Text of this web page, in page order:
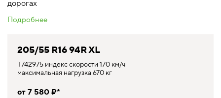
дорогах
Подробнее
205/55 R16 94R XL
T742975 индекс скорости 170 км/ч
максимальная нагрузка 670 кг
от 7 580 ₽*